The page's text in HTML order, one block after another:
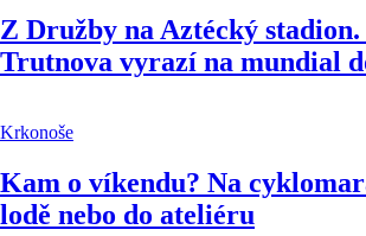
Z Družby na Aztécký stadion.
Trutnova vyrazí na mundial
Krkonoše
Kam o víkendu? Na
lodě nebo do ateliéru